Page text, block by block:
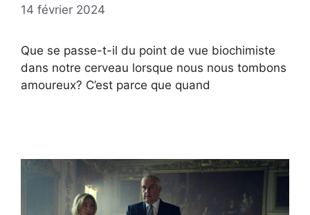
14 février 2024
Que se passe-t-il du point de vue biochimiste
dans notre cerveau lorsque nous nous tombons
amoureux? C’est parce que quand